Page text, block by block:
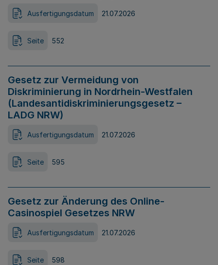
Ausfertigungsdatum 21.07.2026
Seite 552
Gesetz zur Vermeidung von
Diskriminierung in Nordrhein-Westfalen
(Landesantidiskriminierungsgesetz –
LADG NRW)
Ausfertigungsdatum 21.07.2026
Seite 595
Gesetz zur Änderung des Online-
Casinospiel Gesetzes NRW
Ausfertigungsdatum 21.07.2026
Seite 598